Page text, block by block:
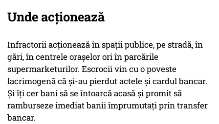
Unde acționează
Infractorii acționează în spații publice, pe stradă, în
gări, în centrele orașelor ori în parcările
supermarketurilor. Escrocii vin cu o poveste
lacrimogenă că și-au pierdut actele și cardul bancar.
Și îți cer bani să se întoarcă acasă și promit să
ramburseze imediat banii împrumutați prin transfer
bancar.